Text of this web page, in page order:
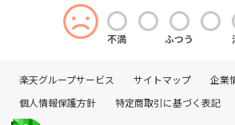
不満 ふつう
楽天グループサービス サイトマップ
企業
個人情報保護方針
特定商取引に基づく表記